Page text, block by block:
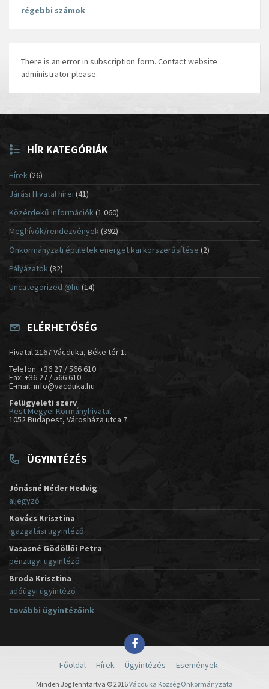
régebbi számok
There is an error in subscription form. Contact website
administrator please.
HÍR KATEGÓRIÁK
Hírek(26)
Járási Hivatal hírei (41)
Közérdekű információk(1 060)
Meghívók/rendezvények (392)
Önkormányzati épületek energetikai korszerűsítése (2)
Pályázatok (82)
Uncategorized @hu (14)
ELÉRHETŐSÉG
Hivatal 2167 Vácduka, Béke tér 1.
Telefon: +36 27 / 566 610
Fax: +36 27 / 566 610
E-mail: info@vacduka.hu
Felügyeleti szerv
Pest Megyei Kormányhivatal
1052 Budapest, Városháza utca 7.
ÜGYINTÉZÉS
Jónásné Héder Hedvig
aljegyző
Kovács Krisztina
igazgatási ügyintéző
Vasasné Gödöllői Petra
pénzügyi ügyintéző
Broda Krisztina
adóügyi ügyintéző
további ügyintézőink
Főoldal Hírek Ügyintézés Események
Minden Jog fenntartva © 2016Vácduka Község Önkormányzata